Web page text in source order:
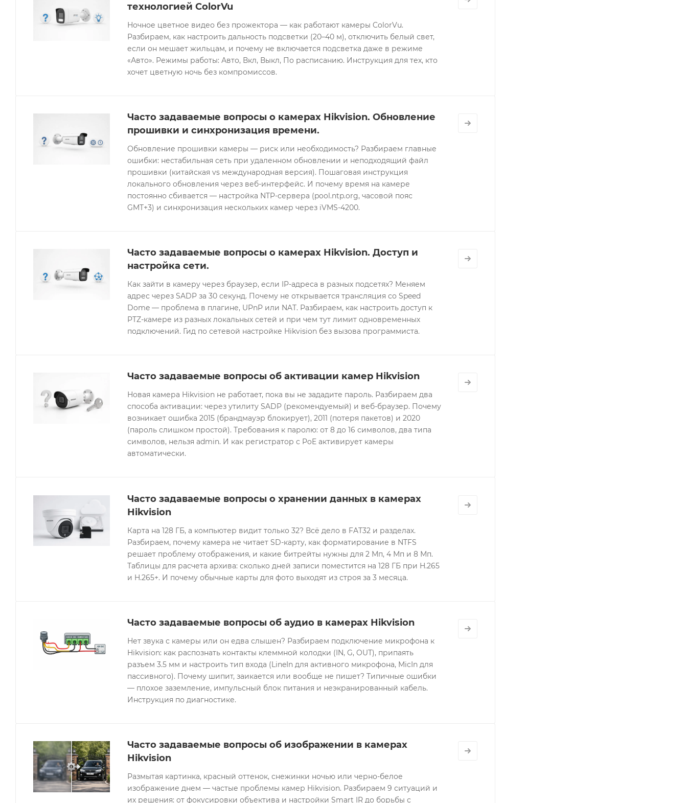
технологией ColorVu
Ночное цветное видео без прожектора — как работают камеры ColorVu.
Разбираем, как настроить дальность подсветки (20–40 м), отключить белый свет,
если он мешает жильцам, и почему не включается подсветка даже в режиме
«Авто». Режимы работы: Авто, Вкл, Выкл, По расписанию. Инструкция для тех, кто
хочет цветную ночь без компромиссов.
Часто задаваемые вопросы о камерах Hikvision. Обновление
прошивки и синхронизация времени.
Обновление прошивки камеры — риск или необходимость? Разбираем главные
ошибки: нестабильная сеть при удаленном обновлении и неподходящий файл
прошивки (китайская vs международная версия). Пошаговая инструкция
локального обновления через веб-интерфейс. И почему время на камере
постоянно сбивается — настройка NTP-сервера (pool.ntp.org, часовой пояс
GMT+3) и синхронизация нескольких камер через iVMS-4200.
Часто задаваемые вопросы о камерах Hikvision. Доступ и
настройка сети.
Как зайти в камеру через браузер, если IP-адреса в разных подсетях? Меняем
адрес через SADP за 30 секунд. Почему не открывается трансляция со Speed
Dome — проблема в плагине, UPnP или NAT. Разбираем, как настроить доступ к
PTZ-камере из разных локальных сетей и при чем тут лимит одновременных
подключений. Гид по сетевой настройке Hikvision без вызова программиста.
Часто задаваемые вопросы об активации камер Hikvision
Новая камера Hikvision не работает, пока вы не зададите пароль. Разбираем два
способа активации: через утилиту SADP (рекомендуемый) и веб-браузер. Почему
возникает ошибка 2015 (брандмауэр блокирует), 2011 (потеря пакетов) и 2020
(пароль слишком простой). Требования к паролю: от 8 до 16 символов, два типа
символов, нельзя admin. И как регистратор с PoE активирует камеры
автоматически.
Часто задаваемые вопросы о хранении данных в камерах
Hikvision
Карта на 128 ГБ, а компьютер видит только 32? Всё дело в FAT32 и разделах.
Разбираем, почему камера не читает SD-карту, как форматирование в NTFS
решает проблему отображения, и какие битрейты нужны для 2 Мп, 4 Мп и 8 Мп.
Таблицы для расчета архива: сколько дней записи поместится на 128 ГБ при H.265
и H.265+. И почему обычные карты для фото выходят из строя за 3 месяца.
Часто задаваемые вопросы об аудио в камерах Hikvision
Нет звука с камеры или он едва слышен? Разбираем подключение микрофона к
Hikvision: как распознать контакты клеммной колодки (IN, G, OUT), припаять
разъем 3.5 мм и настроить тип входа (LineIn для активного микрофона, MicIn для
пассивного). Почему шипит, заикается или вообще не пишет? Типичные ошибки
— плохое заземление, импульсный блок питания и неэкранированный кабель.
Инструкция по диагностике.
Часто задаваемые вопросы об изображении в камерах
Hikvision
Размытая картинка, красный оттенок, снежинки ночью или черно-белое
изображение днем — частые проблемы камер Hikvision. Разбираем 9 ситуаций и
их решения: от фокусировки объектива и настройки Smart IR до борьбы с